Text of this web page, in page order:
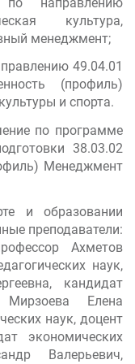
культура,
менеджмент;
49.04.01
(профиль)
и спорта.
по программе
38.03.02
Менеджмент
и образовании
преподаватели:
Ахметов
наук,
кандидат
Мирзоева Елена
наук, доцент
экономических
Валерьевич,